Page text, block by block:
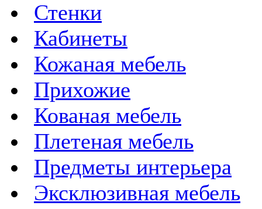
Стенки
Кабинеты
Кожаная мебель
Прихожие
Кованая мебель
Плетеная мебель
Предметы интерьера
Эксклюзивная мебель